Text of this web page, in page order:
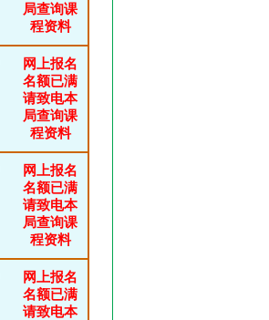
局查询课
程资料
网上报名
名额已满
请致电本
局查询课
程资料
网上报名
名额已满
请致电本
局查询课
程资料
网上报名
名额已满
请致电本